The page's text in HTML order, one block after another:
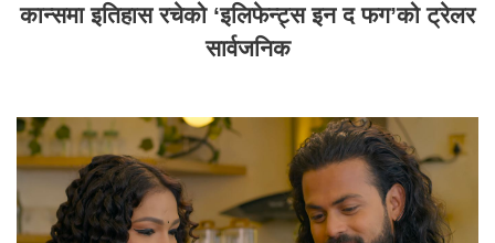
कान्समा इतिहास रचेको ‘इलिफेन्ट्स इन द फग’को ट्रेलर
सार्वजनिक